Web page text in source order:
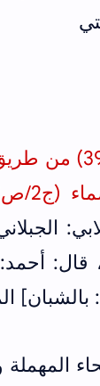
أخرجه أبو داود
قال:
بالشبان]